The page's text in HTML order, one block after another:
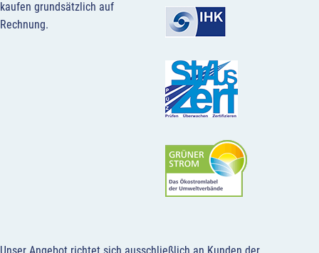
kaufen grundsätzlich auf
Rechnung.